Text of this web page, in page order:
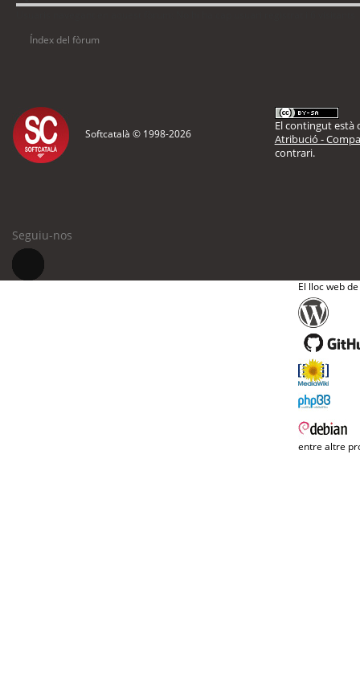
Índex del fòrum
Softcatalà © 1998-2026
El contingut està
Atribució -
contrari.
Seguiu-nos
El lloc web
entre altre